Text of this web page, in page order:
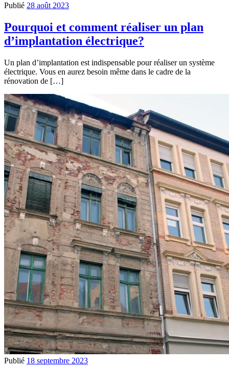
Publié 28 août 2023
Pourquoi et comment réaliser un plan
d’implantation électrique?
Un plan d’implantation est indispensable pour réaliser un système
électrique. Vous en aurez besoin même dans le cadre de la
rénovation de […]
Publié 18 septembre 2023